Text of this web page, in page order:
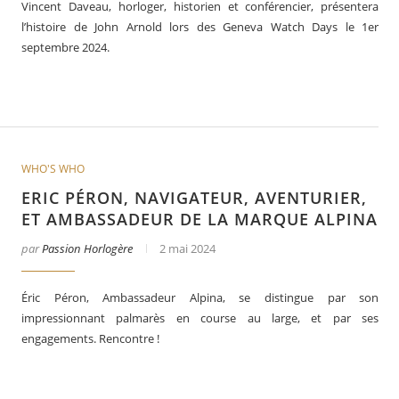
Vincent Daveau, horloger, historien et conférencier, présentera
l’histoire de John Arnold lors des Geneva Watch Days le 1er
septembre 2024.
WHO'S WHO
ERIC PÉRON, NAVIGATEUR, AVENTURIER,
ET AMBASSADEUR DE LA MARQUE ALPINA
parPassion Horlogère 2 mai 2024
Éric Péron, Ambassadeur Alpina, se distingue par son
impressionnant palmarès en course au large, et par ses
engagements. Rencontre !